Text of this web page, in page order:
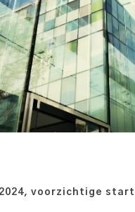
voorzichtige start